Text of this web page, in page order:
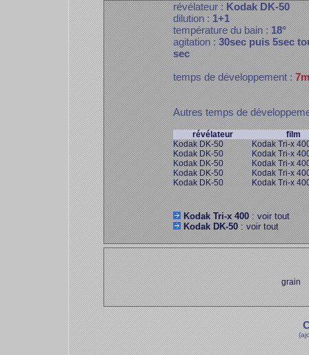
révélateur :Kodak DK-50
dilution :1+1
température du bain :18°
agitation :30sec puis 5sec
sec
temps de développement :
Autres temps de
révélateur
film
Kodak DK-50
Kodak Tri-x
Kodak DK-50
Kodak Tri-x
Kodak DK-50
Kodak Tri-x
Kodak DK-50
Kodak Tri-x
Kodak DK-50
Kodak Tri-x
Kodak Tri-x 400: voir tout
Kodak DK-50: voir tout
grain